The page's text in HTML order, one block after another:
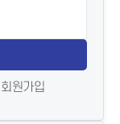
회원가입